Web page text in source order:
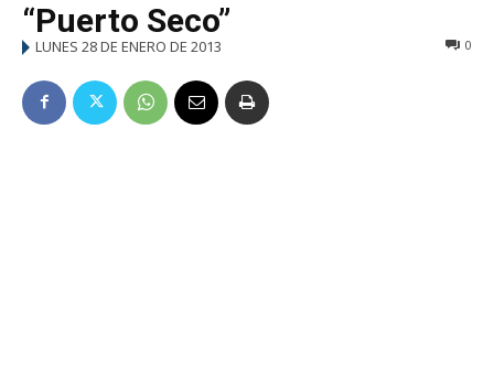
“Puerto Seco”
LUNES 28 DE ENERO DE 2013 0